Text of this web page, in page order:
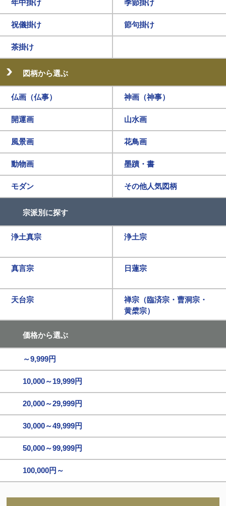
年中掛け 季節掛け
祝儀掛け 節句掛け
茶掛け
図柄から選ぶ
仏画（仏事） 神画（神事）
開運画 山水画
風景画 花鳥画
動物画 墨蹟・書
モダン その他人気図柄
宗派別に探す
浄土真宗 浄土宗
真言宗 日蓮宗
天台宗
禅宗（臨済宗・曹洞宗・
黄檗宗）
価格から選ぶ
～9,999円
10,000～19,999円
20,000～29,999円
30,000～49,999円
50,000～99,999円
100,000円～